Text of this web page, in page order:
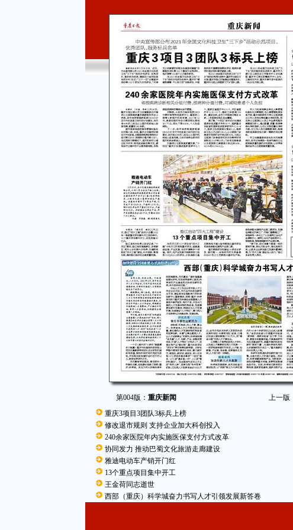
第004版： 重庆新闻 上一版
重庆3项目3团队3标兵上榜
修改退市规则 支持企业加大科创投入
240余家医院年内实施医保支付方式改革
协同发力 推动巴蜀文化旅游走廊建设
雅迪电动车产销开门红
13个重点项目集中开工
王金荷同志逝世
西部（重庆）科学城奋力书写人才引领发展新答卷